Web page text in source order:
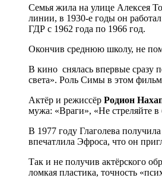
Семья жила на улице Алексея
линии, в 1930-е годы он
ГДР с 1962 года по 1966 год.
Окончив среднюю школу, не
В кино снялась впервые сразу
света». Роль Симы в этом
Актёр и режиссёр Родион
мужа: «Враги», «Не стреляйте
В 1977 году Глаголева
впечатлила Эфроса, что он
Так и не получив актёрского
ломкая пластика, точность